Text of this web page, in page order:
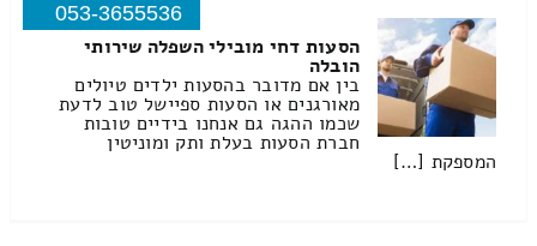
053-3655536
הסעות דחי מובילי השפלה שירותי
הובלה
בין אם מדובר בהסעות ילדים טיולים
מאורגנים או הסעות ספיישל טוב לדעת
שכמו ההגה גם אנחנו בידיים טובות
חברת הסעות בעלת ותק ומוניטין
המספקת […]